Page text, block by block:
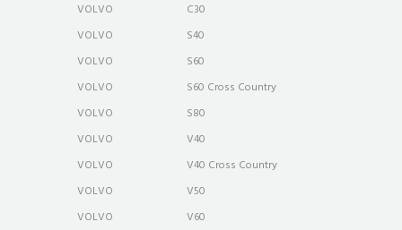
VOLVO
C30
VOLVO
S40
VOLVO
S60
VOLVO
S60 Cross Country
VOLVO
S80
VOLVO
V40
VOLVO
V40 Cross Country
VOLVO
V50
VOLVO
V60